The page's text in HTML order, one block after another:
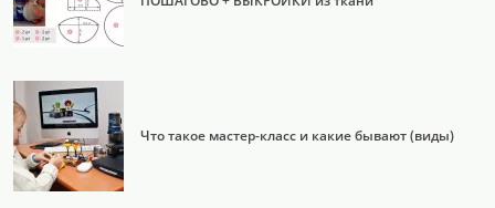
Что такое мастер-класс и какие бывают (виды)